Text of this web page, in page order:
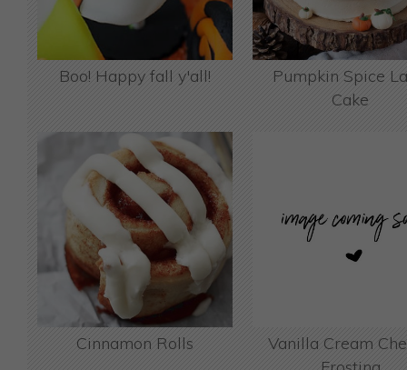
Boo! Happy fall y'all!
Pumpkin Spice
Cake
Cinnamon Rolls
Vanilla Cream